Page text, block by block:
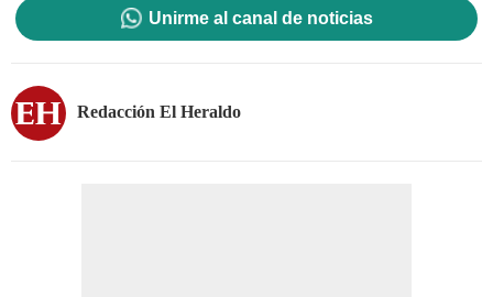
Unirme al canal de noticias
Redacción El Heraldo